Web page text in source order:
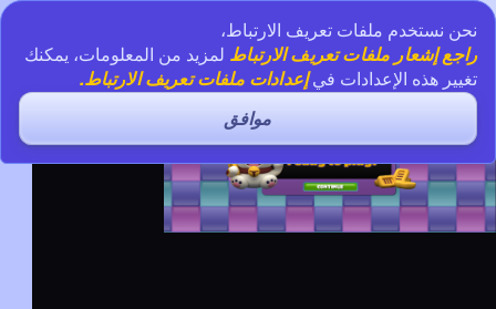
نحن نستخدم ملفات تعريف الارتباط،
راجع إشعار ملفات تعريف الارتباط لمزيد من المعلومات، يمكنك
تغيير هذه الإعدادات فيإعدادات ملفات تعريف الارتباط.
موافق